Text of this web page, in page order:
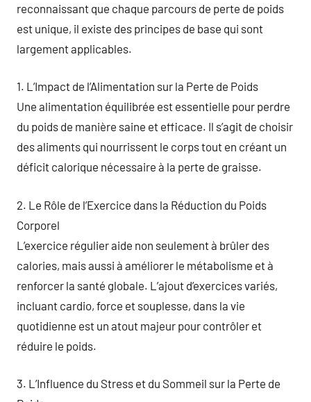
reconnaissant que chaque parcours de perte de poids
est unique, il existe des principes de base qui sont
largement applicables.
1. L’Impact de l’Alimentation sur la Perte de Poids
Une alimentation équilibrée est essentielle pour perdre
du poids de manière saine et efficace. Il s’agit de choisir
des aliments qui nourrissent le corps tout en créant un
déficit calorique nécessaire à la perte de graisse.
2. Le Rôle de l’Exercice dans la Réduction du Poids
Corporel
L’exercice régulier aide non seulement à brûler des
calories, mais aussi à améliorer le métabolisme et à
renforcer la santé globale. L’ajout d’exercices variés,
incluant cardio, force et souplesse, dans la vie
quotidienne est un atout majeur pour contrôler et
réduire le poids.
3. L’Influence du Stress et du Sommeil sur la Perte de